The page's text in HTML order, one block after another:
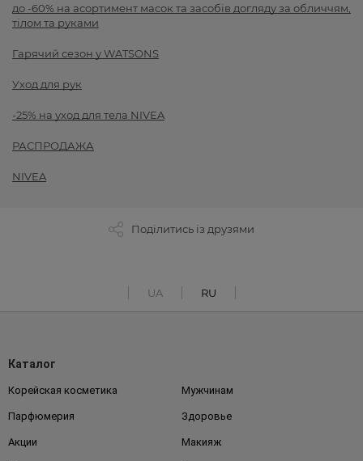
до -60% на асортимент масок та засобів догляду за обличчям,
тілом та руками
Гарячий сезон у WATSONS
Уход для рук
-25% на уход для тела NIVEA
РАСПРОДАЖА
NIVEA
Поділитись із друзями
UA RU
Каталог
Корейская косметика Мужчинам
Парфюмерия Здоровье
Акции Макияж